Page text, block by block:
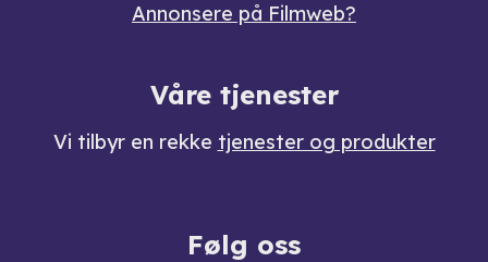
Annonsere på Filmweb?
Våre tjenester
Vi tilbyr en rekke tjenester og produkter
Følg oss